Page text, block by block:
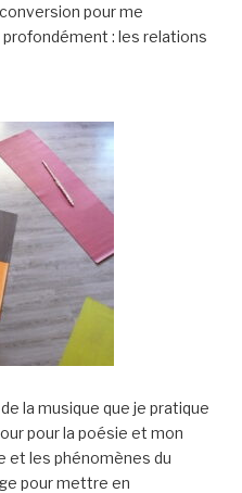
pour me
profondément : les relations
la musique que je pratique
pour la poésie et mon
et les phénomènes du
pour mettre en